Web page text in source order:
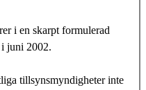
i en skarpt formulerad
juni 2002.
tillsynsmyndigheter inte